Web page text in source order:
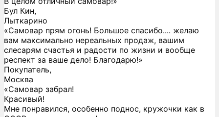
Бул Кин,
Лыткарино
«Самовар прям огонь! Большое спасибо.... желаю
вам максимально нереальных продаж, вашим
слесарям счастья и радости по жизни и вообще
респект за ваше дело! Благодарю!»
Покупатель,
Москва
«Самовар забрал!
Красивый!
Мне понравился, особенно поднос, кружочки как в